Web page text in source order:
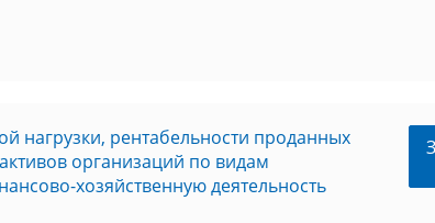
нагрузки, рентабельности проданных
организаций по видам
хозяйственную деятельность